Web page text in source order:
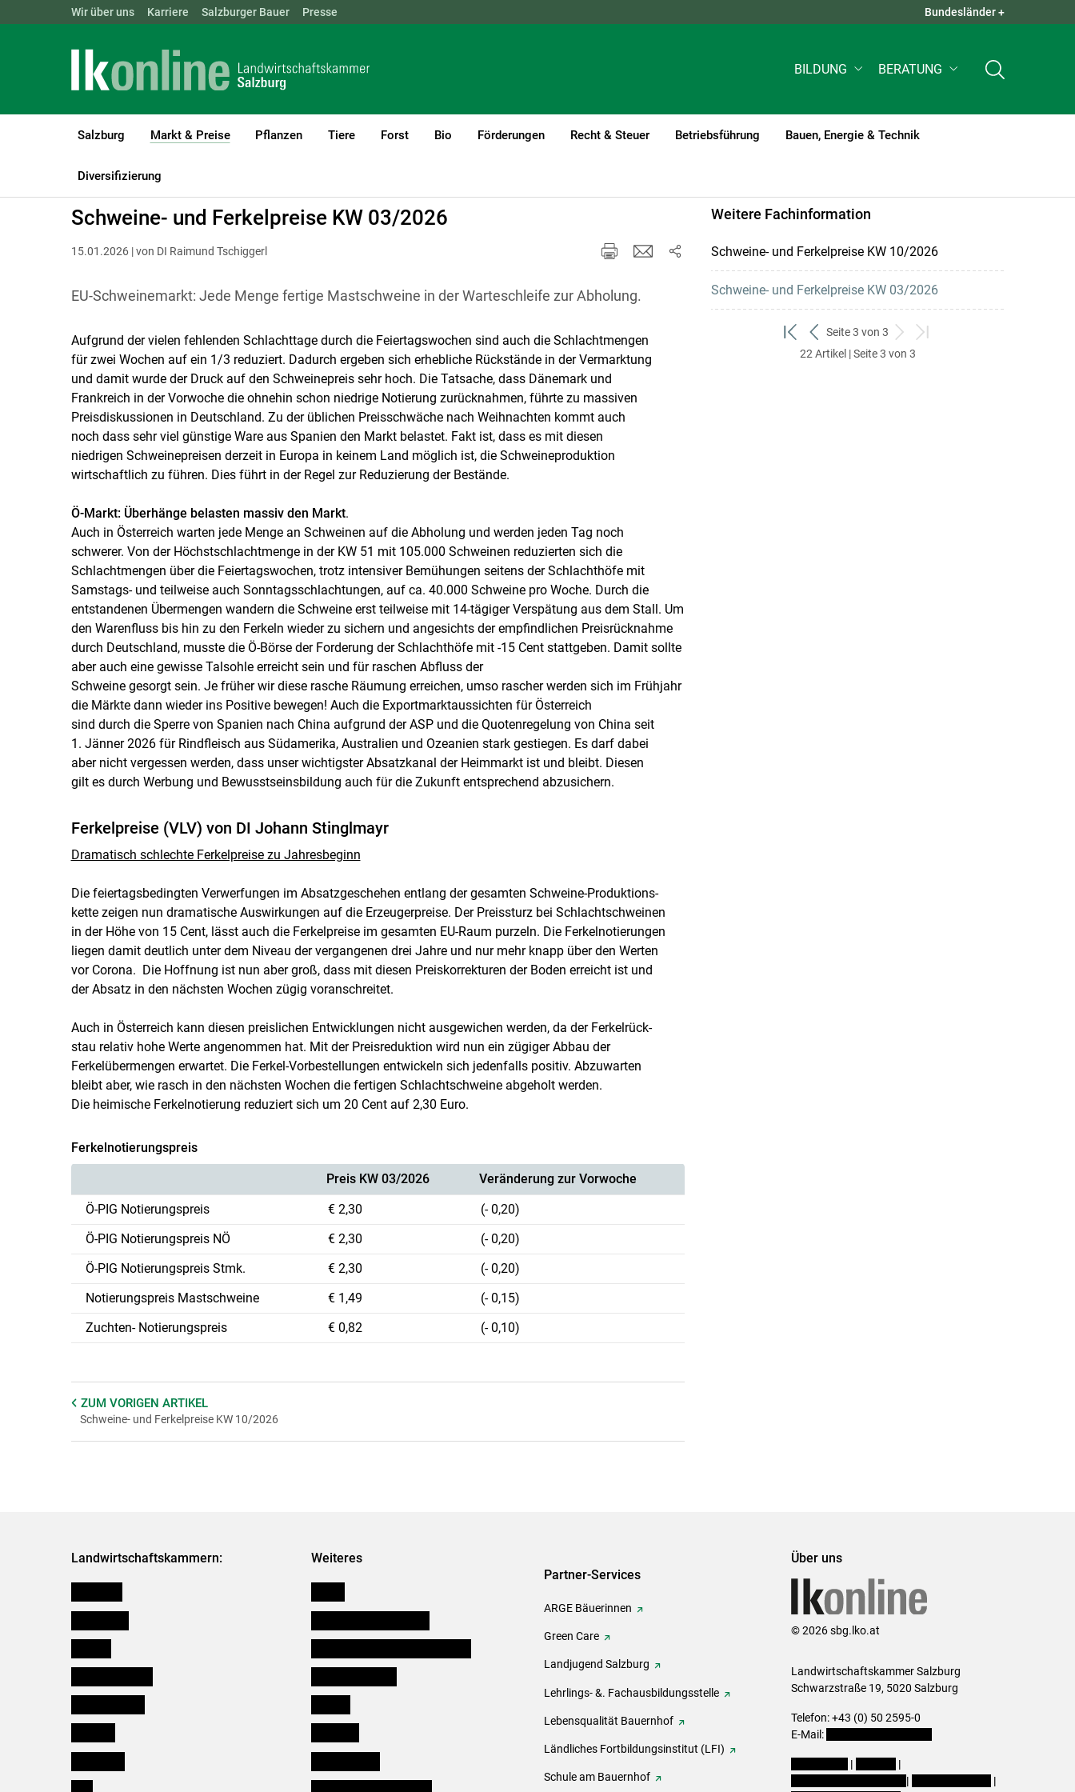
Skip to main content
Landwirtschaftskammern: ÖSTERREICH BGLD KTN QUICK LINKS +
Wir über uns Karriere Salzburger Bauer Presse Bundesländer +
BILDUNG BERATUNG
Salzburg Markt & Preise
(current)1
Pflanzen Tiere Forst Bio Förderungen Recht & Steuer Betriebsführung Bauen, Energie & Technik
Diversifizierung
LK Salzburg Markt & Preise
Schweine- und Ferkelpreise KW 03/2026
15.01.2026 | von DI Raimund Tschiggerl
EU-Schweinemarkt: Jede Menge fertige Mastschweine in der Warteschleife zur Abholung.
Aufgrund der vielen fehlenden Schlachttage durch die Feiertagswochen sind auch die Schlachtmengen
für zwei Wochen auf ein 1/3 reduziert. Dadurch ergeben sich erhebliche Rückstände in der Vermarktung
und damit wurde der Druck auf den Schweinepreis sehr hoch. Die Tatsache, dass Dänemark und
Frankreich in der Vorwoche die ohnehin schon niedrige Notierung zurücknahmen, führte zu massiven
Preisdiskussionen in Deutschland. Zu der üblichen Preisschwäche nach Weihnachten kommt auch
noch dass sehr viel günstige Ware aus Spanien den Markt belastet. Fakt ist, dass es mit diesen
niedrigen Schweinepreisen derzeit in Europa in keinem Land möglich ist, die Schweineproduktion
wirtschaftlich zu führen. Dies führt in der Regel zur Reduzierung der Bestände.
Ö-Markt: Überhänge belasten massiv den Markt.
Auch in Österreich warten jede Menge an Schweinen auf die Abholung und werden jeden Tag noch
schwerer. Von der Höchstschlachtmenge in der KW 51 mit 105.000 Schweinen reduzierten sich die
Schlachtmengen über die Feiertagswochen, trotz intensiver Bemühungen seitens der Schlachthöfe mit
Samstags- und teilweise auch Sonntagsschlachtungen, auf ca. 40.000 Schweine pro Woche. Durch die
entstandenen Übermengen wandern die Schweine erst teilweise mit 14-tägiger Verspätung aus dem Stall. Um
den Warenfluss bis hin zu den Ferkeln wieder zu sichern und angesichts der empfindlichen Preisrücknahme
durch Deutschland, musste die Ö-Börse der Forderung der Schlachthöfe mit -15 Cent stattgeben. Damit sollte
aber auch eine gewisse Talsohle erreicht sein und für raschen Abfluss der
Schweine gesorgt sein. Je früher wir diese rasche Räumung erreichen, umso rascher werden sich im Frühjahr
die Märkte dann wieder ins Positive bewegen! Auch die Exportmarktaussichten für Österreich
sind durch die Sperre von Spanien nach China aufgrund der ASP und die Quotenregelung von China seit
1. Jänner 2026 für Rindfleisch aus Südamerika, Australien und Ozeanien stark gestiegen. Es darf dabei
aber nicht vergessen werden, dass unser wichtigster Absatzkanal der Heimmarkt ist und bleibt. Diesen
gilt es durch Werbung und Bewusstseinsbildung auch für die Zukunft entsprechend abzusichern.
Ferkelpreise (VLV) von DI Johann Stinglmayr
Dramatisch schlechte Ferkelpreise zu Jahresbeginn
Die feiertagsbedingten Verwerfungen im Absatzgeschehen entlang der gesamten Schweine-Produktions-
kette zeigen nun dramatische Auswirkungen auf die Erzeugerpreise. Der Preissturz bei Schlachtschweinen
in der Höhe von 15 Cent, lässt auch die Ferkelpreise im gesamten EU-Raum purzeln. Die Ferkelnotierungen
liegen damit deutlich unter dem Niveau der vergangenen drei Jahre und nur mehr knapp über den Werten
vor Corona. Die Hoffnung ist nun aber groß, dass mit diesen Preiskorrekturen der Boden erreicht ist und
der Absatz in den nächsten Wochen zügig voranschreitet.
Auch in Österreich kann diesen preislichen Entwicklungen nicht ausgewichen werden, da der Ferkelrück-
stau relativ hohe Werte angenommen hat. Mit der Preisreduktion wird nun ein zügiger Abbau der
Ferkelübermengen erwartet. Die Ferkel-Vorbestellungen entwickeln sich jedenfalls positiv. Abzuwarten
bleibt aber, wie rasch in den nächsten Wochen die fertigen Schlachtschweine abgeholt werden.
Die heimische Ferkelnotierung reduziert sich um 20 Cent auf 2,30 Euro.
Ferkelnotierungspreis
Preis KW 03/2026
Veränderung zur Vorwoche
Ö-PIG Notierungspreis
€ 2,30
(- 0,20)
Ö-PIG Notierungspreis NÖ
€ 2,30
(- 0,20)
Ö-PIG Notierungspreis Stmk.
€ 2,30
(- 0,20)
Notierungspreis Mastschweine
€ 1,49
(- 0,15)
Zuchten- Notierungspreis
€ 0,82 (- 0,10)
ZUM VORIGEN ARTIKEL
Schweine- und Ferkelpreise KW 10/2026
Weitere Fachinformation
Schweine- und Ferkelpreise KW 10/2026
Schweine- und Ferkelpreise KW 03/2026
zum
ersten
zurück
zum
Seite 3 von 3
weiter
zum
zum
22 Artikel | Seite 3 von 3
Landwirtschaftskammern: Weiteres
Partner-Services
ARGE Bäuerinnen
Green Care
Landjugend Salzburg
Lehrlings- &. Fachausbildungsstelle
Lebensqualität Bauernhof
Ländliches Fortbildungsinstitut (LFI)
Schule am Bauernhof
Über uns
© 2026 sbg.lko.at
Landwirtschaftskammer Salzburg
Schwarzstraße 19, 5020 Salzburg
Telefon: +43 (0) 50 2595-0
E-Mail:
|
|
|
|